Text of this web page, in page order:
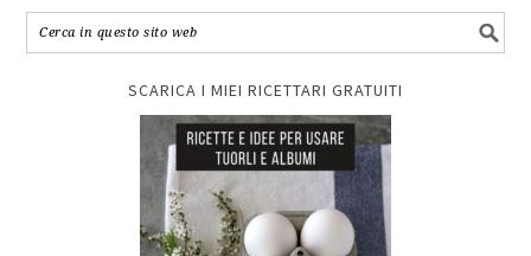
SCARICA I MIEI RICETTARI GRATUITI